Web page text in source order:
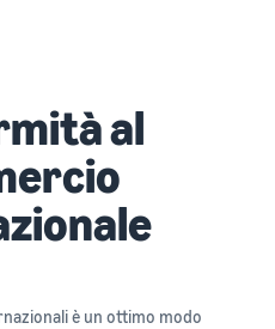
al
è un ottimo modo